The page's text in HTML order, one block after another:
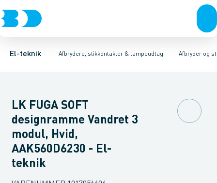
El-teknik Afbrydere, stikkontakter & lampeudtag
Afbrydere, stikkontakter & lampeudtagForgreningsmateriel
Afbryder og
Afbryder og stikdåsemateriel
Afbryder og stikkontakt kombinationInstallationsafbryder
LK FUGA SOFT
designramme Vandret 3
modul, Hvid,
AAK560D6230 - El-
teknik